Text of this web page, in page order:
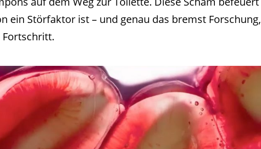
ein Störfaktor ist – und genau das bremst Forschung,